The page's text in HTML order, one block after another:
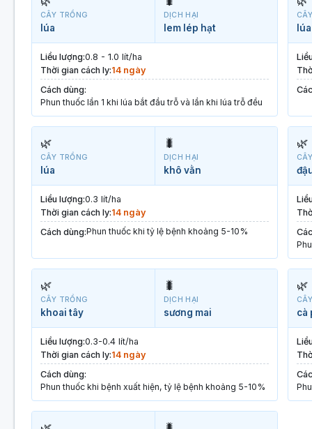
CÂY TRỒNG
lúa
DỊCH HẠI
lem lép hạt
Liều lượng:0.8 - 1.0 lít/ha
Thời gian cách ly:14 ngày
Cách dùng:
Phun thuốc lần 1 khi lúa bắt đầu trỗ và lần khi lúa trỗ đều
lúa
🌿
CÂY TRỒNG
lúa
🐛
DỊCH HẠI
khô vằn
Liều lượng:0.3 lít/ha
Thời gian cách ly:14 ngày
Cách dùng:Phun thuốc khi tỷ lệ bệnh khoảng 5-10%
🌿
🌿
CÂY TRỒNG
khoai tây
🐛
DỊCH HẠI
sương mai
Liều lượng:0.3-0.4 lít/ha
Thời gian cách ly:14 ngày
Cách dùng:
Phun thuốc khi bệnh xuất hiện, tỷ lệ bệnh khoảng 5-10%
🌿
cà